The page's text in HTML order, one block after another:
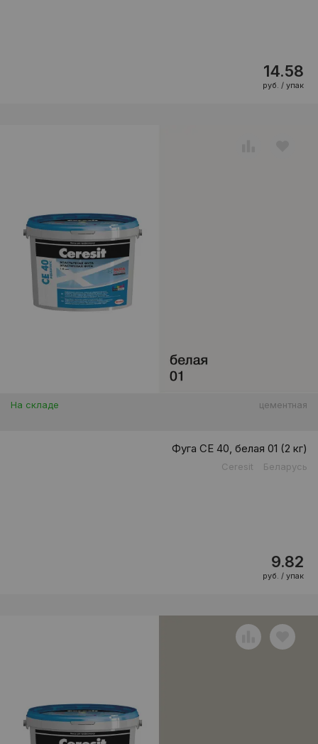
14.58
руб. / упак
На складе цементная
Фуга CE 40, белая 01 (2 кг)
Ceresit Беларусь
9.82
руб. / упак